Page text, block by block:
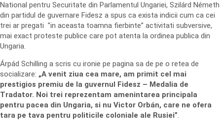
National pentru Securitate din Parlamentul Ungariei, Szilárd Németh
din partidul de guvernare Fidesz a spus ca exista indicii cum ca cei
trei ar pregati ”in aceasta toamna fierbinte” activitati subversive,
mai exact proteste publice care pot atenta la ordinea publica din
Ungaria.
Árpád Schilling a scris cu ironie pe pagina sa de pe o retea de
socializare: „A venit ziua cea mare, am primit cel mai
prestigios premiu de la guvernul Fidesz – Medalia de
Tradator. Noi trei reprezentam amenintarea principala
pentru pacea din Ungaria, si nu Victor Orbán, care ne ofera
tara pe tava pentru politicile coloniale ale Rusiei”.